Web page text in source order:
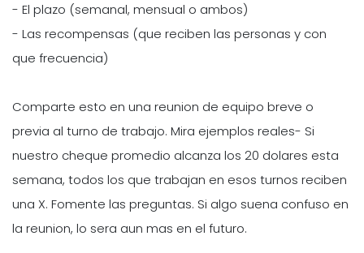
- El plazo (semanal, mensual o ambos)
- Las recompensas (que reciben las personas y con
que frecuencia)
Comparte esto en una reunion de equipo breve o
previa al turno de trabajo. Mira ejemplos reales- Si
nuestro cheque promedio alcanza los 20 dolares esta
semana, todos los que trabajan en esos turnos reciben
una X. Fomente las preguntas. Si algo suena confuso en
la reunion, lo sera aun mas en el futuro.